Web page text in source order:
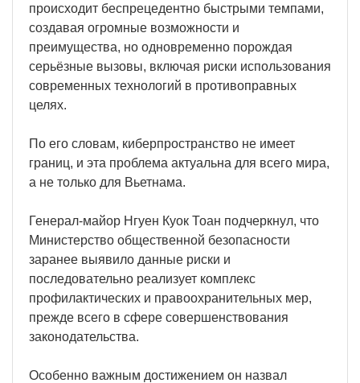
происходит беспрецедентно быстрыми темпами,
создавая огромные возможности и
преимущества, но одновременно порождая
серьёзные вызовы, включая риски использования
современных технологий в противоправных
целях.
По его словам, киберпространство не имеет
границ, и эта проблема актуальна для всего мира,
а не только для Вьетнама.
Генерал-майор Нгуен Куок Тоан подчеркнул, что
Министерство общественной безопасности
заранее выявило данные риски и
последовательно реализует комплекс
профилактических и правоохранительных мер,
прежде всего в сфере совершенствования
законодательства.
Особенно важным достижением он назвал